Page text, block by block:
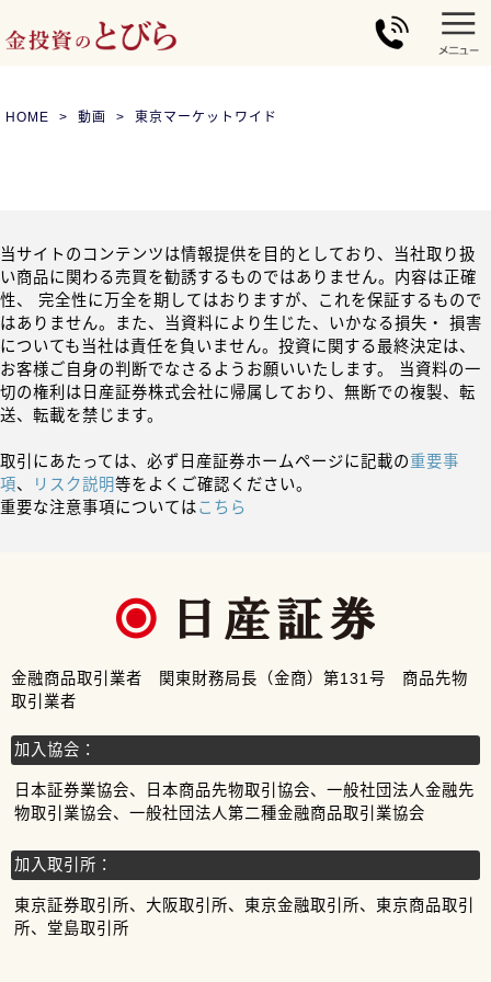
HOME 動画 東京マーケットワイド
当サイトのコンテンツは情報提供を目的としており、当社取り扱
い商品に関わる売買を勧誘するものではありません。内容は正確
性、 完全性に万全を期してはおりますが、これを保証するもので
はありません。また、当資料により生じた、いかなる損失・ 損害
についても当社は責任を負いません。投資に関する最終決定は、
お客様ご自身の判断でなさるようお願いいたします。 当資料の一
切の権利は日産証券株式会社に帰属しており、無断での複製、転
送、転載を禁じます。
取引にあたっては、必ず日産証券ホームページに記載の重要事
項、 リスク説明等をよくご確認ください。
重要な注意事項についてはこちら
金融商品取引業者 関東財務局長（金商）第131号 商品先物
取引業者
加入協会：
日本証券業協会、日本商品先物取引協会、一般社団法人金融先
物取引業協会、一般社団法人第二種金融商品取引業協会
加入取引所：
東京証券取引所、大阪取引所、東京金融取引所、東京商品取引
所、堂島取引所